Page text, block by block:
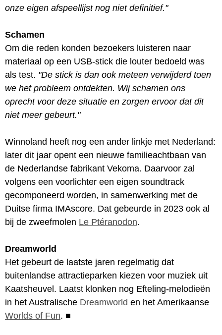
onze eigen afspeellijst nog niet definitief."
Schamen
Om die reden konden bezoekers luisteren naar
materiaal op een USB-stick die louter bedoeld was
als test. "De stick is dan ook meteen verwijderd toen
we het probleem ontdekten. Wij schamen ons
oprecht voor deze situatie en zorgen ervoor dat dit
niet meer gebeurt."
Winnoland heeft nog een ander linkje met Nederland:
later dit jaar opent een nieuwe familieachtbaan van
de Nederlandse fabrikant Vekoma. Daarvoor zal
volgens een voorlichter een eigen soundtrack
gecomponeerd worden, in samenwerking met de
Duitse firma IMAscore. Dat gebeurde in 2023 ook al
bij de zweefmolen Le Ptéranodon.
Dreamworld
Het gebeurt de laatste jaren regelmatig dat
buitenlandse attractieparken kiezen voor muziek uit
Kaatsheuvel. Laatst klonken nog Efteling-melodieën
in het Australische Dreamworld en het Amerikaanse
Worlds of Fun. ■